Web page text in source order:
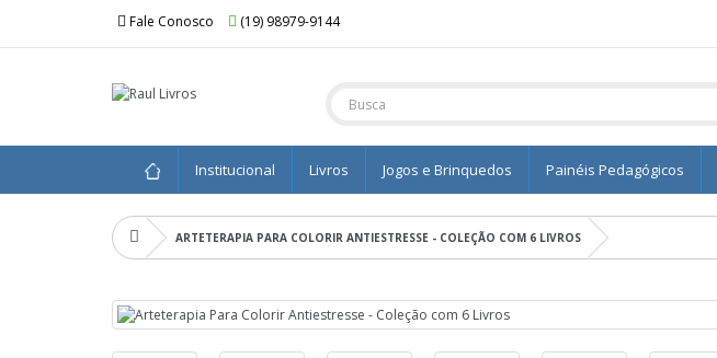
Fale Conosco (19) 98979-9144
Institucional Livros Jogos e Brinquedos Painéis Pedagógicos
ARTETERAPIA PARA COLORIR ANTIESTRESSE - COLEÇÃO COM 6 LIVROS